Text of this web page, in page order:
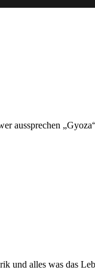
aussprechen
und alles was das